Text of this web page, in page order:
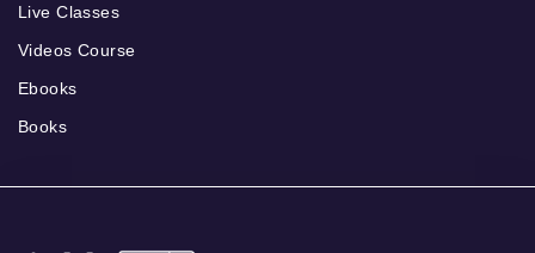
Live Classes
Videos Course
Ebooks
Books